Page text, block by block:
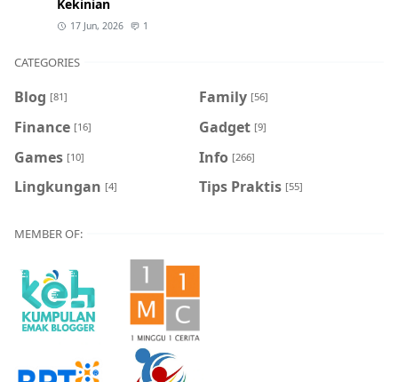
Kekinian
17 Jun, 2026 1
CATEGORIES
Blog [81] Family [56]
Finance [16] Gadget [9]
Games [10] Info [266]
Lingkungan [4] Tips Praktis [55]
MEMBER OF: